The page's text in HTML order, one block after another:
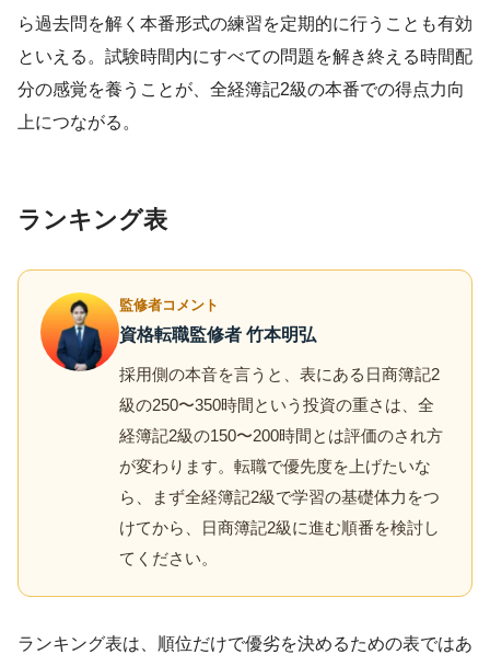
ら過去問を解く本番形式の練習を定期的に行うことも有効
といえる。試験時間内にすべての問題を解き終える時間配
分の感覚を養うことが、全経簿記2級の本番での得点力向
上につながる。
ランキング表
監修者コメント
資格転職監修者 竹本明弘
採用側の本音を言うと、表にある日商簿記2
級の250〜350時間という投資の重さは、全
経簿記2級の150〜200時間とは評価のされ方
が変わります。転職で優先度を上げたいな
ら、まず全経簿記2級で学習の基礎体力をつ
けてから、日商簿記2級に進む順番を検討し
てください。
ランキング表は、順位だけで優劣を決めるための表ではあ